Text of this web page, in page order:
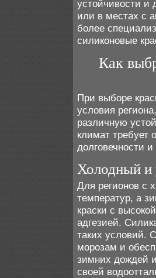
устойчивости и
или в местах с
более
силиконовые
Как
При выборе
условия
различную
климат требует
долговечности
Холодный и
Для регионов с
температур, а
краски с
адгезией.
таких условий.
морозам и
зимних дождей
своей